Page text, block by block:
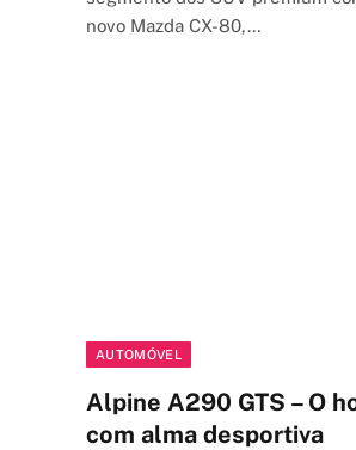
novo Mazda CX-80,…
AUTOMÓVEL
Alpine A290 GTS – O
com alma desportiva